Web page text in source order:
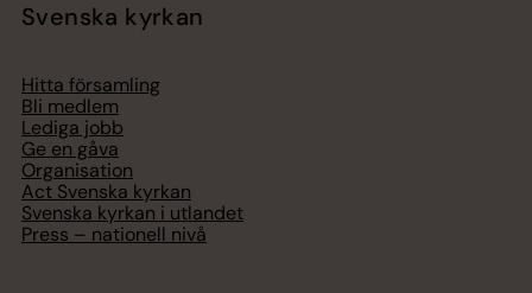
Svenska kyrkan
Hitta församling
Bli medlem
Lediga jobb
Ge en gåva
Organisation
Act Svenska kyrkan
Svenska kyrkan i utlandet
Press – nationell nivå